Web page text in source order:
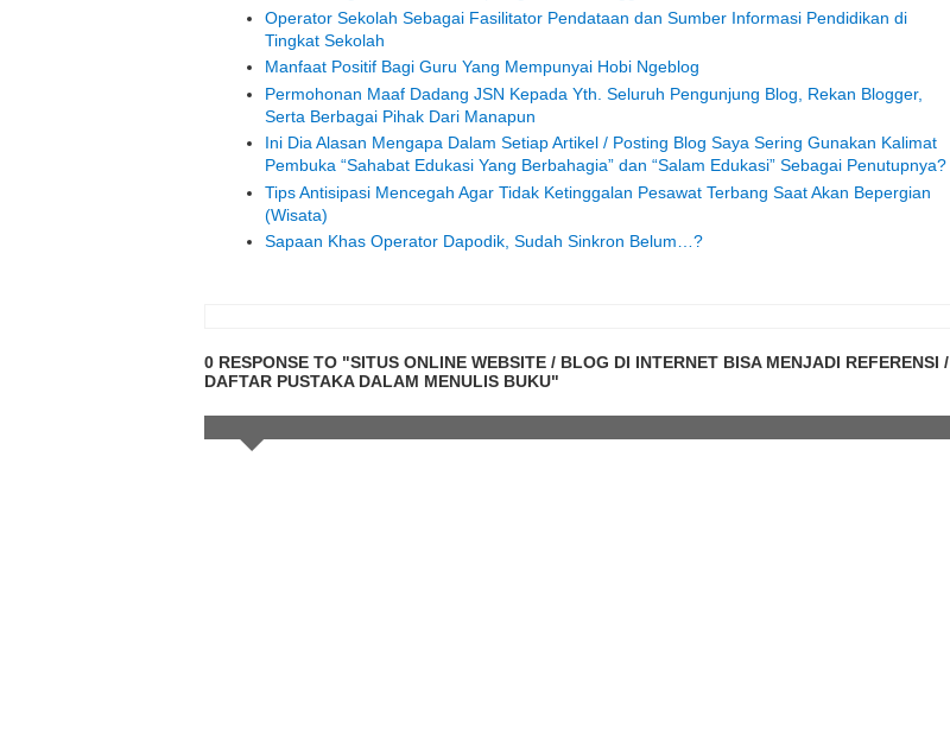
Operator Sekolah Sebagai Fasilitator Pendataan dan Sumber Informasi Pendidikan di
Tingkat Sekolah
Manfaat Positif Bagi Guru Yang Mempunyai Hobi Ngeblog
Permohonan Maaf Dadang JSN Kepada Yth. Seluruh Pengunjung Blog, Rekan Blogger,
Serta Berbagai Pihak Dari Manapun
Ini Dia Alasan Mengapa Dalam Setiap Artikel / Posting Blog Saya Sering Gunakan Kalimat
Pembuka “Sahabat Edukasi Yang Berbahagia” dan “Salam Edukasi” Sebagai Penutupnya?
Tips Antisipasi Mencegah Agar Tidak Ketinggalan Pesawat Terbang Saat Akan Bepergian
(Wisata)
Sapaan Khas Operator Dapodik, Sudah Sinkron Belum…?
0 RESPONSE TO "SITUS ONLINE WEBSITE / BLOG DI INTERNET BISA MENJADI REFERENSI /
DAFTAR PUSTAKA DALAM MENULIS BUKU"